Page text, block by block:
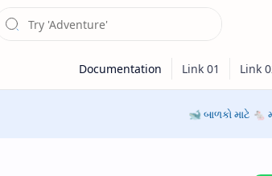
🐋 બાળકો માટે